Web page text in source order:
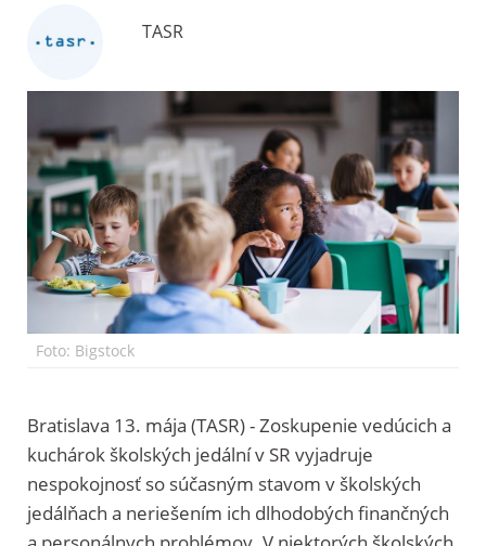
TASR
Foto: Bigstock
Bratislava 13. mája (TASR) - Zoskupenie vedúcich a
kuchárok školských jedální v SR vyjadruje
nespokojnosť so súčasným stavom v školských
jedálňach a neriešením ich dlhodobých finančných